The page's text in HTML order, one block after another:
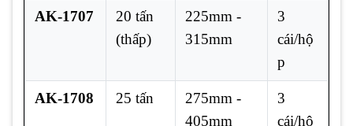
AK-1707
20 tấn
(thấp)
225mm -
315mm
3
cái/hộ
p
AK-1708 25 tấn
275mm -
405mm
3
cái/hộ